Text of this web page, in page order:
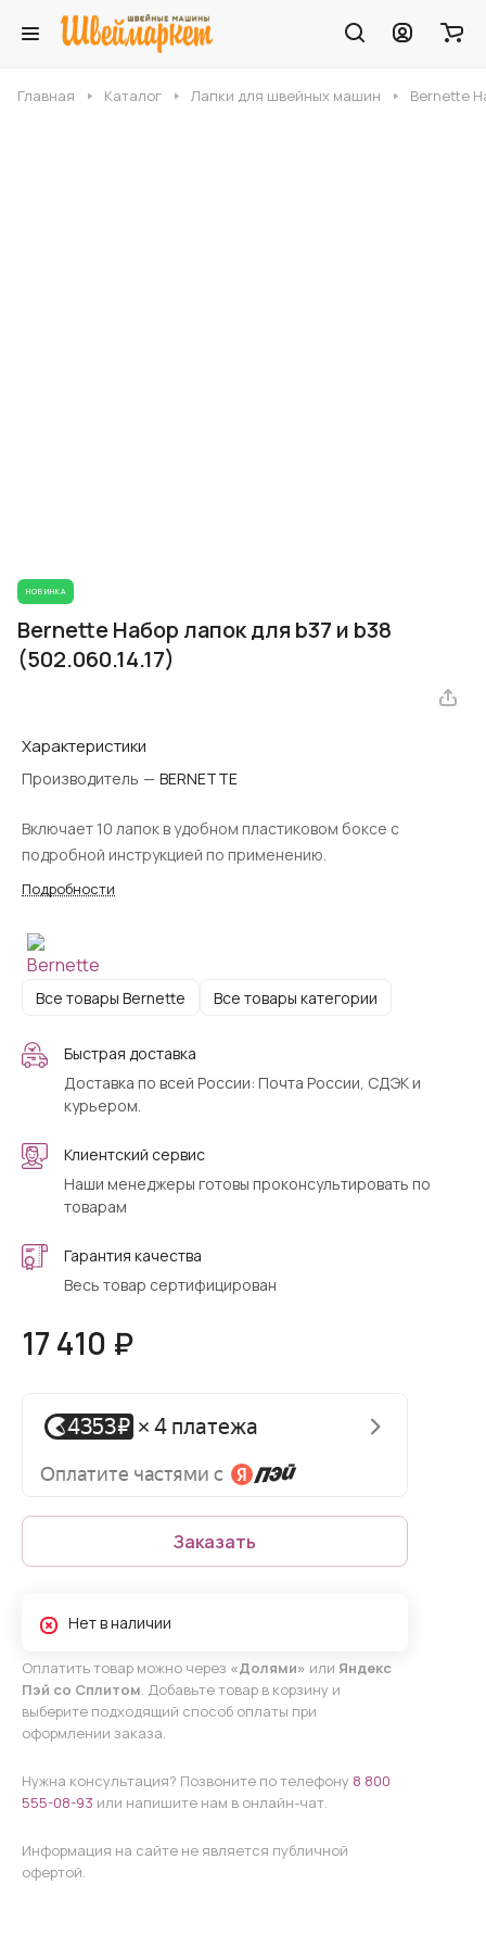
Главная Каталог Лапки для швейных машин Bernette
НОВИНКА
Bernette Набор лапок для b37 и b38
(502.060.14.17)
Характеристики
Производитель — BERNETTE
Включает 10 лапок в удобном пластиковом боксе с
подробной инструкцией по применению.
Подробности
Все товары Bernette Все товары категории
Быстрая доставка
Доставка по всей России: Почта России, СДЭК и
курьером.
Клиентский сервис
Наши менеджеры готовы проконсультировать по
товарам
Гарантия качества
Весь товар сертифицирован
17 410 ₽
Заказать
Нет в наличии
Оплатить товар можно через «Долями» или Яндекс
Пэй со Сплитом. Добавьте товар в корзину и
выберите подходящий способ оплаты при
оформлении заказа.
Нужна консультация? Позвоните по телефону 8 800
555-08-93 или напишите нам в онлайн-чат.
Информация на сайте не является публичной
офертой.